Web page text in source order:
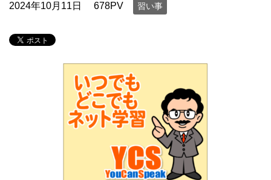
2024年10月11日 678PV 習い事